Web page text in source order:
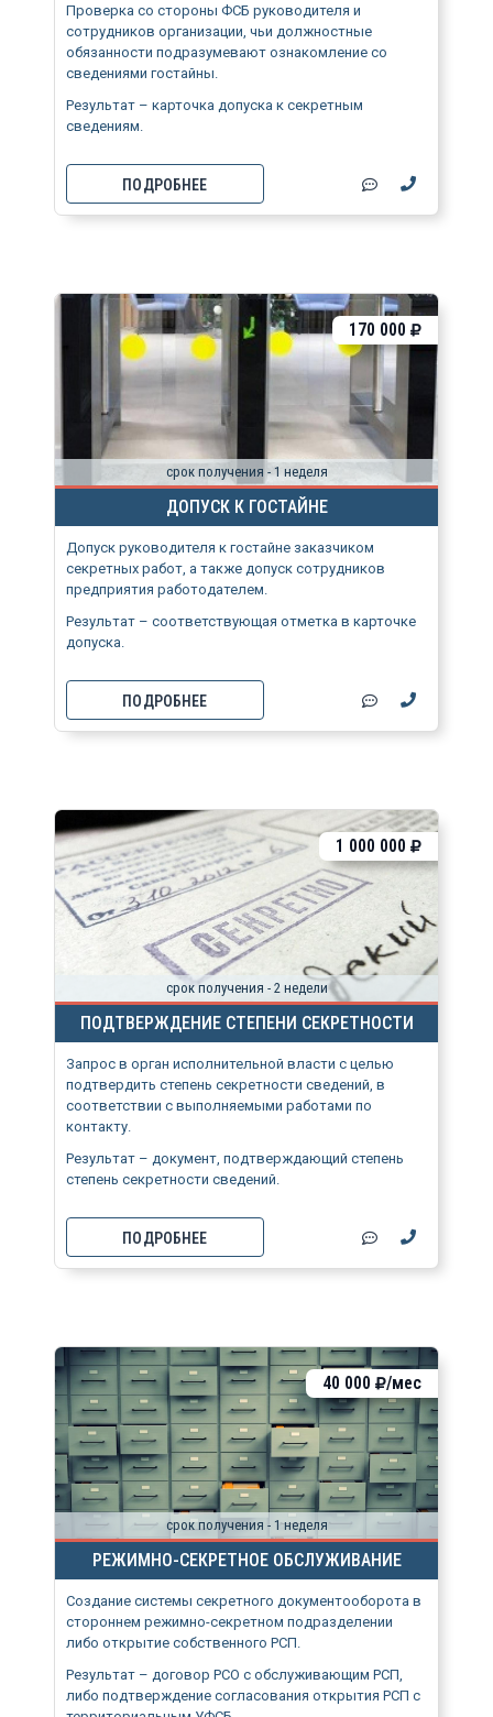
Проверка со стороны ФСБ руководителя и
сотрудников организации, чьи должностные
обязанности подразумевают ознакомление со
сведениями гостайны.
Результат – карточка допуска к секретным
сведениям.
ПОДРОБНЕЕ
срок получения - 1 неделя
ДОПУСК К ГОСТАЙНЕ
170 000
Допуск руководителя к гостайне заказчиком
секретных работ, а также допуск сотрудников
предприятия работодателем.
Результат – соответствующая отметка в карточке
допуска.
ПОДРОБНЕЕ
срок получения - 2 недели
ПОДТВЕРЖДЕНИЕ СТЕПЕНИ СЕКРЕТНОСТИ
1 000 000
Запрос в орган исполнительной власти с целью
подтвердить степень секретности сведений, в
соответствии с выполняемыми работами по
контакту.
Результат – документ, подтверждающий степень
степень секретности сведений.
ПОДРОБНЕЕ
срок получения - 1 неделя
РЕЖИМНО-СЕКРЕТНОЕ ОБСЛУЖИВАНИЕ
40 000 /мес
Создание системы секретного документооборота в
стороннем режимно-секретном подразделении
либо открытие собственного РСП.
Результат – договор РСО с обслуживающим РСП,
либо подтверждение согласования открытия РСП с